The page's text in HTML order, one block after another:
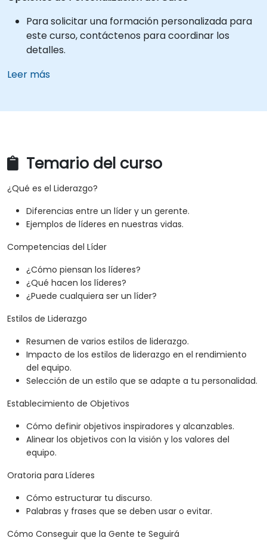
Para solicitar una formación personalizada para
este curso, contáctenos para coordinar los
detalles.
Leer más
Temario del curso
¿Qué es el Liderazgo?
Diferencias entre un líder y un gerente.
Ejemplos de líderes en nuestras vidas.
Competencias del Líder
¿Cómo piensan los líderes?
¿Qué hacen los líderes?
¿Puede cualquiera ser un líder?
Estilos de Liderazgo
Resumen de varios estilos de liderazgo.
Impacto de los estilos de liderazgo en el rendimiento
del equipo.
Selección de un estilo que se adapte a tu personalidad.
Establecimiento de Objetivos
Cómo definir objetivos inspiradores y alcanzables.
Alinear los objetivos con la visión y los valores del
equipo.
Oratoria para Líderes
Cómo estructurar tu discurso.
Palabras y frases que se deben usar o evitar.
Cómo Conseguir que la Gente te Seguirá